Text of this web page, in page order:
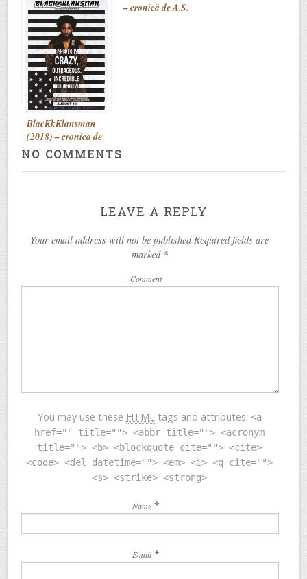
cronică de A.S.
– cronică de A.S.
BlacKkKlansman
(2018) – cronică de
A.S.
NO COMMENTS
LEAVE A REPLY
Your email address will not be published Required fields are
marked *
Comment
You may use these HTML tags and attributes: <a
href="" title=""> <abbr title=""> <acronym
title=""> <b> <blockquote cite=""> <cite>
<code> <del datetime=""> <em> <i> <q cite="">
<s> <strike> <strong>
Name *
Email *